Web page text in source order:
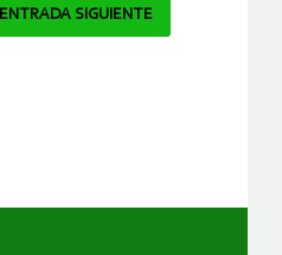
ENTRADA SIGUIENTE